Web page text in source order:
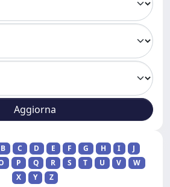
B C D E F G H I
J
P Q R S T U V
W
X
Y Z